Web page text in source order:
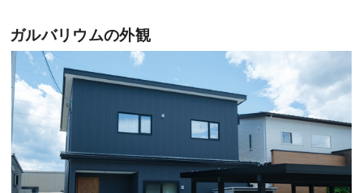
ガルバリウムの外観